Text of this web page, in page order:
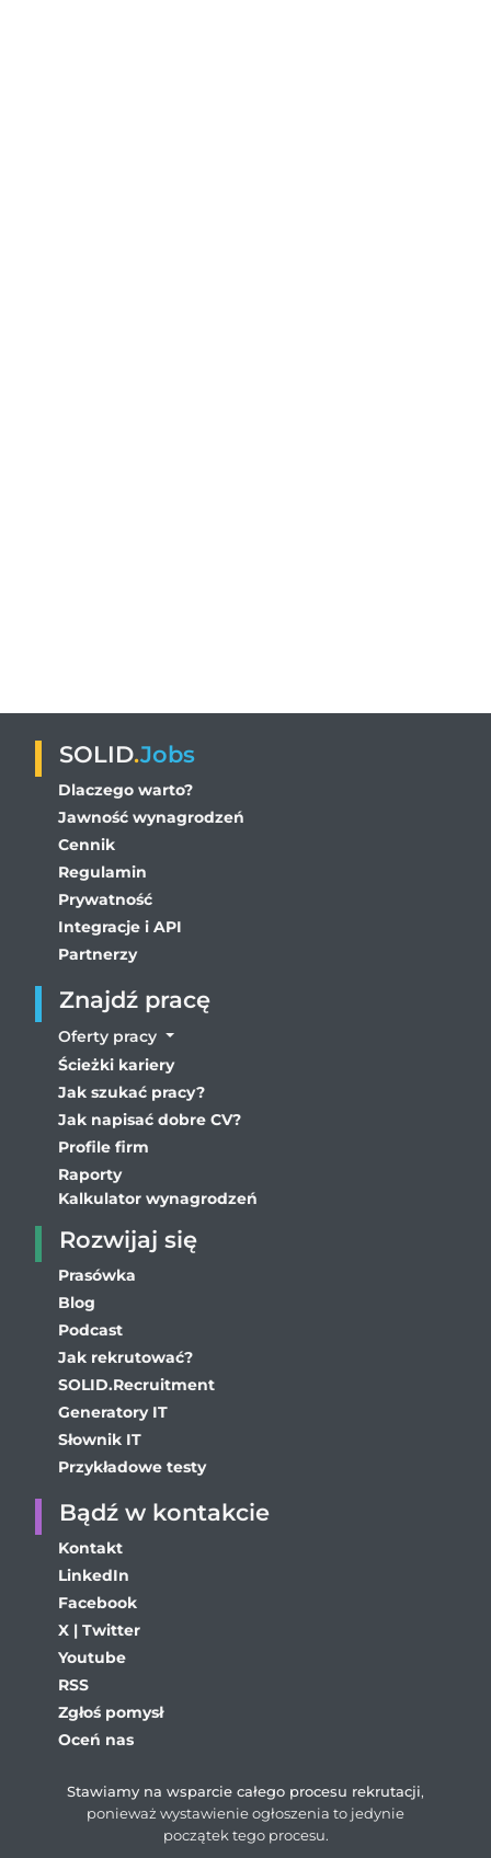
SOLID.Jobs
Dlaczego warto?
Jawność wynagrodzeń
Cennik
Regulamin
Prywatność
Integracje i API
Partnerzy
Znajdź pracę
Oferty pracy
Ścieżki kariery
Jak szukać pracy?
Jak napisać dobre CV?
Profile firm
Raporty
Kalkulator wynagrodzeń
Rozwijaj się
Prasówka
Blog
Podcast
Jak rekrutować?
SOLID.Recruitment
Generatory IT
Słownik IT
Przykładowe testy
Bądź w kontakcie
Kontakt
LinkedIn
Facebook
X | Twitter
Youtube
RSS
Zgłoś pomysł
Oceń nas
Stawiamy na wsparcie całego procesu rekrutacji,
ponieważ wystawienie ogłoszenia to jedynie
początek tego procesu.